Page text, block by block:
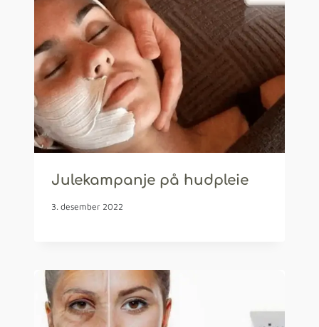
Julekampanje på hudpleie
3. desember 2022